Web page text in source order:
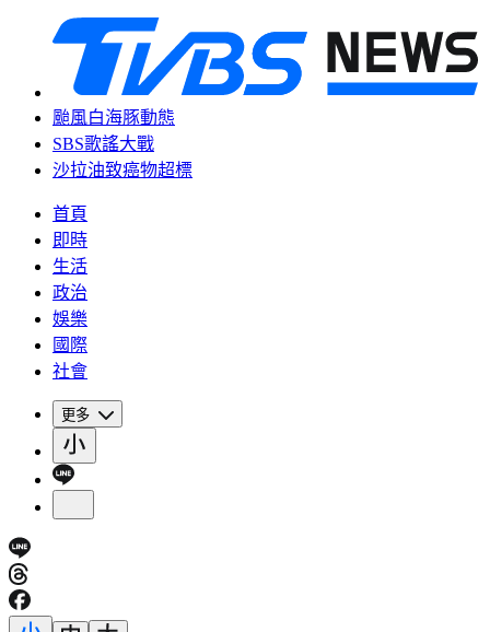
颱風白海豚動態
SBS歌謠大戰
沙拉油致癌物超標
首頁
即時
生活
政治
娛樂
國際
社會
更多